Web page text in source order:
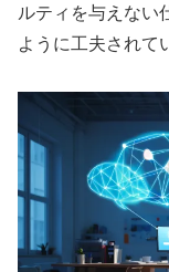
ルティを与えない
ように工夫されて